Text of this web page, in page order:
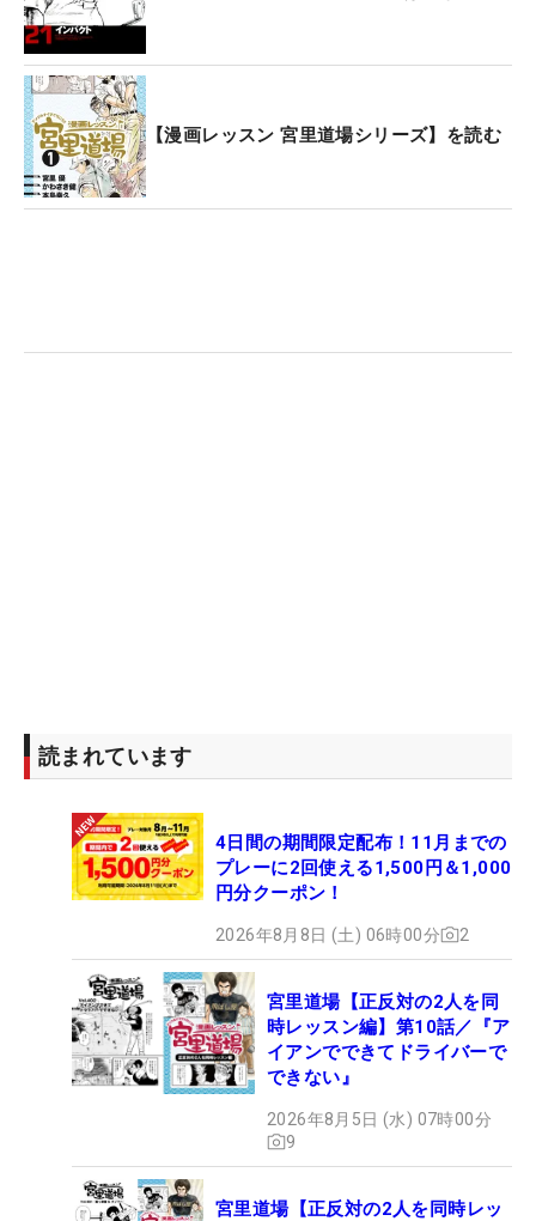
【漫画レッスン 宮里道場シリーズ】を読む
読まれています
4日間の期間限定配布！11月までの
プレーに2回使える1,500円＆1,000
円分クーポン！
2026年8月8日 (土) 06時00分 2
宮里道場【正反対の2人を同
時レッスン編】第10話／『ア
イアンでできてドライバーで
できない』
2026年8月5日 (水) 07時00分
9
宮里道場【正反対の2人を同時レッ